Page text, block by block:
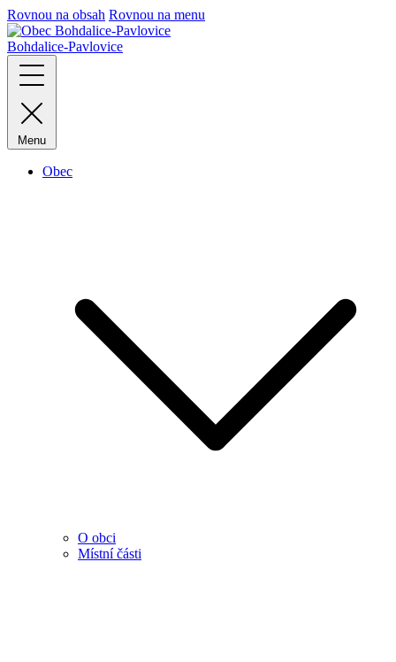
Rovnou na obsah Rovnou na menu
Bohdalice-Pavlovice
Menu
Obec
O obci
Místní části